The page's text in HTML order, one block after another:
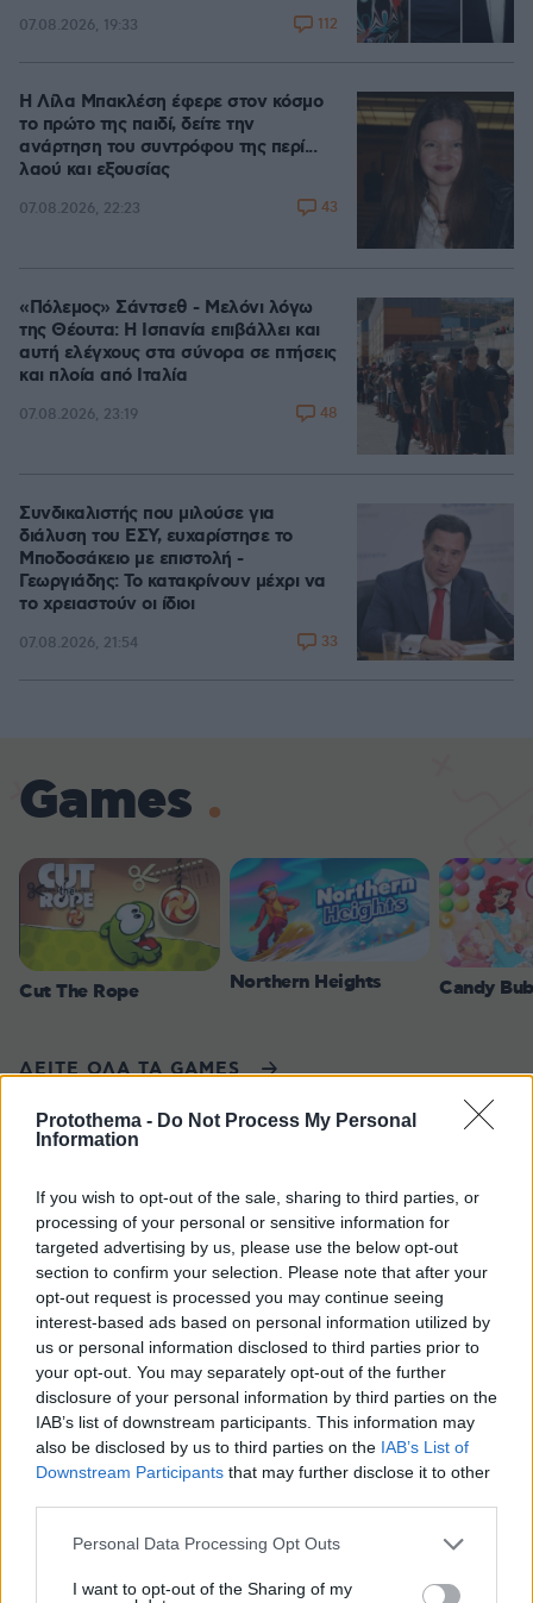
Protothema - Do Not Process My Personal
Information
If you wish to opt-out of the sale, sharing to third parties, or
processing of your personal or sensitive information for
targeted advertising by us, please use the below opt-out
section to confirm your selection. Please note that after your
opt-out request is processed you may continue seeing
interest-based ads based on personal information utilized by
us or personal information disclosed to third parties prior to
your opt-out. You may separately opt-out of the further
disclosure of your personal information by third parties on the
IAB’s list of downstream participants. This information may
also be disclosed by us to third parties on the IAB’s List of
Downstream Participants that may further disclose it to other
Please note that this website/app uses one or more Google
not limited to your visit or usage behaviour. You may click to
Personal Data Processing Opt Outs
I want to opt-out of the Sharing of my
07.08.2026, 19:33 112
Η Λίλα Μπακλέση έφερε στον κόσμο
το πρώτο της παιδί, δείτε την
ανάρτηση του συντρόφου της περί...
λαού και εξουσίας
07.08.2026, 22:23 43
«Πόλεμος» Σάντσεθ - Μελόνι λόγω
της Θέουτα: Η Ισπανία επιβάλλει και
αυτή ελέγχους στα σύνορα σε πτήσεις
και πλοία από Ιταλία
07.08.2026, 23:19 48
Συνδικαλιστής που μιλούσε για
διάλυση του ΕΣΥ, ευχαρίστησε το
Μποδοσάκειο με επιστολή -
Γεωργιάδης: Το κατακρίνουν μέχρι να
το χρειαστούν οι ίδιοι
07.08.2026, 21:54 33
Games
Cut The Rope Northern Heights Candy
ΔΕΙΤΕ ΟΛΑ ΤΑ GAMES
Best of Network